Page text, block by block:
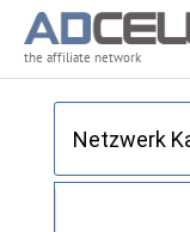
the affiliate network